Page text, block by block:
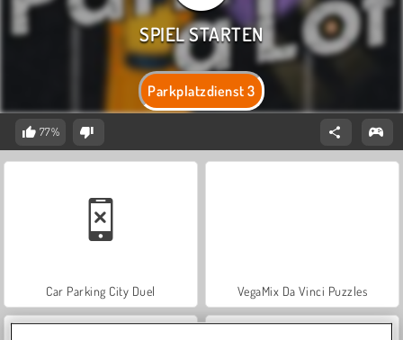
Parkplatzdienst 3
77%
Car Parking City Duel VegaMix Da Vinci Puzzles